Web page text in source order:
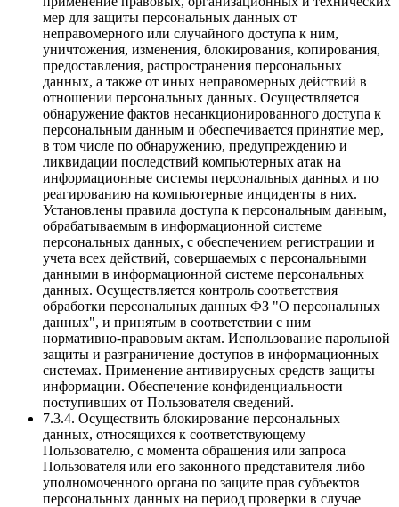
мер для защиты персональных данных от
неправомерного или случайного доступа к ним,
уничтожения, изменения, блокирования, копирования,
предоставления, распространения персональных
данных, а также от иных неправомерных действий в
отношении персональных данных. Осуществляется
обнаружение фактов несанкционированного доступа к
персональным данным и обеспечивается принятие мер,
в том числе по обнаружению, предупреждению и
ликвидации последствий компьютерных атак на
информационные системы персональных данных и по
реагированию на компьютерные инциденты в них.
Установлены правила доступа к персональным данным,
обрабатываемым в информационной системе
персональных данных, с обеспечением регистрации и
учета всех действий, совершаемых с персональными
данными в информационной системе персональных
данных. Осуществляется контроль соответствия
обработки персональных данных ФЗ "О персональных
данных", и принятым в соответствии с ним
нормативно-правовым актам. Использование парольной
защиты и разграничение доступов в информационных
системах. Применение антивирусных средств защиты
информации. Обеспечение конфиденциальности
поступивших от Пользователя сведений.
7.3.4. Осуществить блокирование персональных
данных, относящихся к соответствующему
Пользователю, с момента обращения или запроса
Пользователя или его законного представителя либо
уполномоченного органа по защите прав субъектов
персональных данных на период проверки в случае